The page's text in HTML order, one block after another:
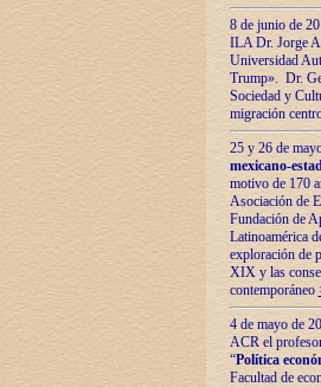
8 de junio de
ILA Dr. Jorge
Universidad
Trump». Dr.
Sociedad y
migración
25 y 26 de
mexicano-
motivo de 170
Asociación de
Fundación de
Latinoamérica
exploración de
XIX y las
contemporáneo
4 de mayo de
ACR el
“Política
Facultad de